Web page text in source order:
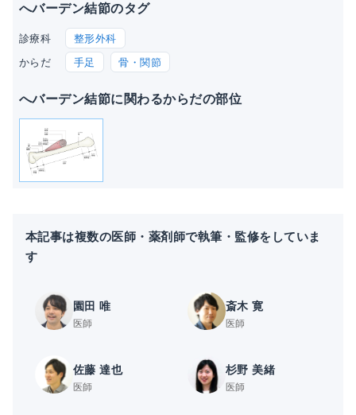
へバーデン結節のタグ
診療科 整形外科
からだ 手足 骨・関節
へバーデン結節に関わるからだの部位
本記事は複数の医師・薬剤師で執筆・監修をしていま
す
園田 唯
医師
斎木 寛
医師
佐藤 達也
医師
杉野 美緒
医師